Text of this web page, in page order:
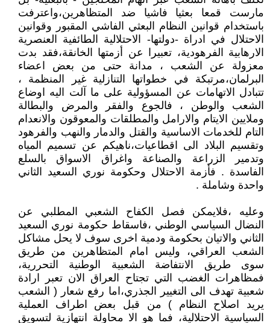
مارست قمعا بعثيا فاشيا ضد المتظاهرين،واعترفت
باستخدام قوانين النظام البعثي الفاشي المقبور وقوانين
الاحتلال في ادراة -دولتها- الاحتلالية الطائفية العنصرية
الارهابية الفرهودية، تعبيرا عن أزمتها الخانقة،فقد بدت
معزولة عن الشعب ، مدانة حتى من بعض اعضاء
البرلمان،مرتبكة في خطواتها التنازلية غير المنظمة ،
تتبادل الاتهامات عن المسؤولية على ما آلت اليه اوضاع
الشعب والوطن ، فالجوع والفقر والمرض والبطالة
وملايين الايتام والارامل والمطلقات والمعوقون والانعدام
التام للخدمات الاساسية والقتل والدمار والنهب والفرهود
وتقسيم البلاد الى اقطاعيات،ناهيكم عن تسميم المياه
وتدمير الزراعة والصناعة واغراق الاسواق بالسلع
الفاسدة . فأزمة الاحتلال وحكومة نوري السعيد الثاني
واحدة وشاملة .
وعليه ،فلايمكن فصل الكفاح الشعبي المطلبي عن
النضال السياسي الوطني ،فاسقاط حكومة نوري السعيد
الثاني والاتيان بحكومة ودمية اخرى سوف لا يحل مشاكل
الشعب العراقي، وليس امام المتظاهرين من طريق
سوى طريق الانتفاضة الشعبية الوطنية التحررية،
فمظاهرات الغضب التي تجتاح العراق الان تعبر ارادة
شعبية تهدف الى التغيير الجذري،اما رفع شعار ( الشعب
يريد اصلاح النظام ) من قبل بعض اطراف العملية
السياسية الاحتلالية، فما هو الا محاولة انتهازية لتسويق